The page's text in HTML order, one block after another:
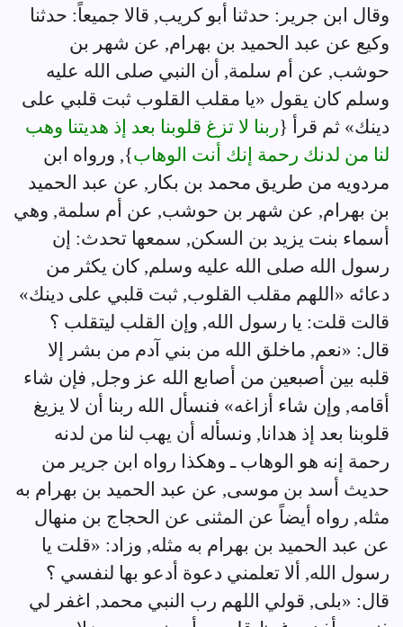
وقال ابن جرير: حدثنا أبو كريب, قالا جميعاً: حدثنا
وكيع عن عبد الحميد بن بهرام, عن شهر بن
حوشب, عن أم سلمة, أن النبي صلى الله عليه
وسلم كان يقول «يا مقلب القلوب ثبت قلبي على
دينك» ثم قرأ {ربنا لا تزغ قلوبنا بعد إذ هديتنا وهب
لنا من لدنك رحمة إنك أنت الوهاب}, ورواه ابن
مردويه من طريق محمد بن بكار, عن عبد الحميد
بن بهرام, عن شهر بن حوشب, عن أم سلمة, وهي
أسماء بنت يزيد بن السكن, سمعها تحدث: إن
رسول الله صلى الله عليه وسلم, كان يكثر من
دعائه «اللهم مقلب القلوب, ثبت قلبي على دينك»
قالت قلت: يا رسول الله, وإن القلب ليتقلب ؟
قال: «نعم, ماخلق الله من بني آدم من بشر إلا
قلبه بين أصبعين من أصابع الله عز وجل, فإن شاء
أقامه, وإن شاء أزاغه» فنسأل الله ربنا أن لا يزيغ
قلوبنا بعد إذ هدانا, ونسأله أن يهب لنا من لدنه
رحمة إنه هو الوهاب ـ وهكذا رواه ابن جرير من
حديث أسد بن موسى, عن عبد الحميد بن بهرام به
مثله, رواه أيضاً عن المثنى عن الحجاج بن منهال
عن عبد الحميد بن بهرام به مثله, وزاد: «قلت يا
رسول الله, ألا تعلمني دعوة أدعو بها لنفسي ؟
قال: «بلى, قولي اللهم رب النبي محمد, اغفر لي